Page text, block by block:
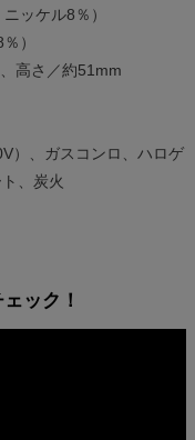
ッケル8％）
）
高さ／約51mm
）、ガスコンロ、ハロゲ
、炭火
ック！